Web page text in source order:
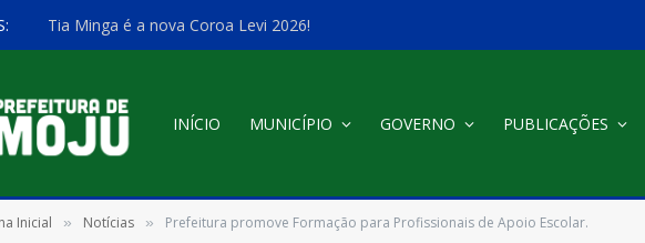
Tia Minga é a nova Coroa Levi 2026!
INÍCIO MUNICÍPIO GOVERNO PUBLICAÇÕES
Inicial » Notícias » Prefeitura promove Formação para Profissionais de Apoio Escolar.